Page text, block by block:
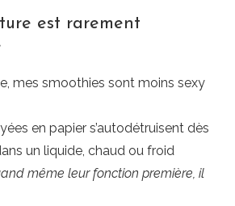
est rarement
mes smoothies sont moins sexy
en papier s’autodétruisent dès
un liquide, chaud ou froid
même leur fonction première, il